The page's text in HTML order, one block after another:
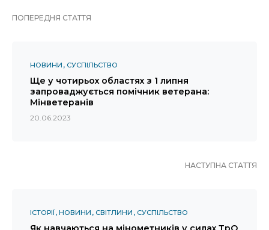
ПОПЕРЕДНЯ СТАТТЯ
НОВИНИ СУСПІЛЬСТВО
Ще у чотирьох областях з 1 липня
запроваджується помічник ветерана:
Мінветеранів
20.06.2023
НАСТУПНА СТАТТЯ
ІСТОРІЇ НОВИНИ СВІТЛИНИ СУСПІЛЬСТВО